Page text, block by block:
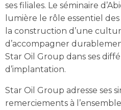
ses filiales. Le séminaire
lumière le rôle essentiel
la construction d’une
d’accompagner
Star Oil Group dans ses
d’implantation.
Star Oil Group adresse ses
remerciements à